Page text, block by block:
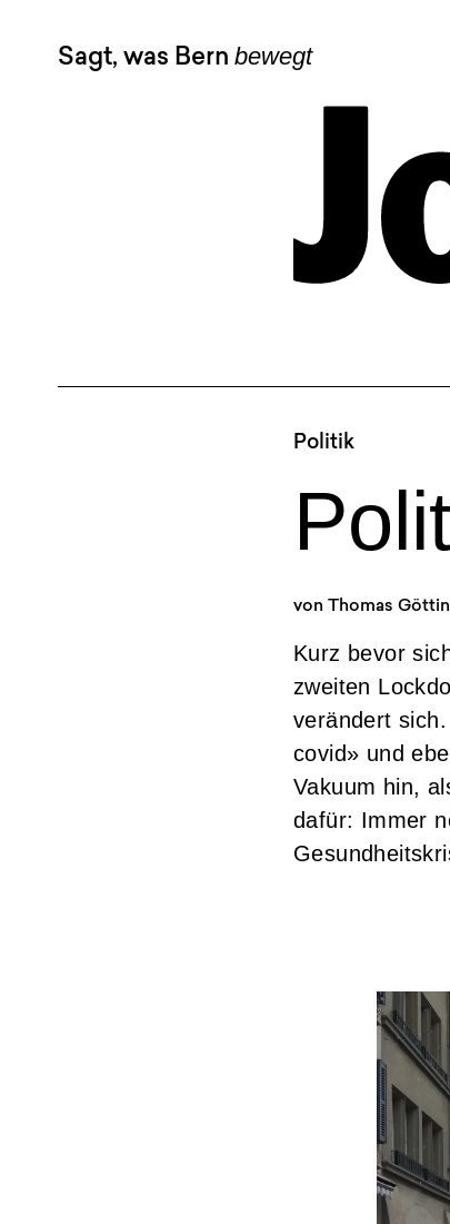
Sagt, was Bern bewegt
Politik
von Thomas Göttin
Kurz bevor
zweiten
verändert
covid» und
Vakuum hin,
dafür: Immer